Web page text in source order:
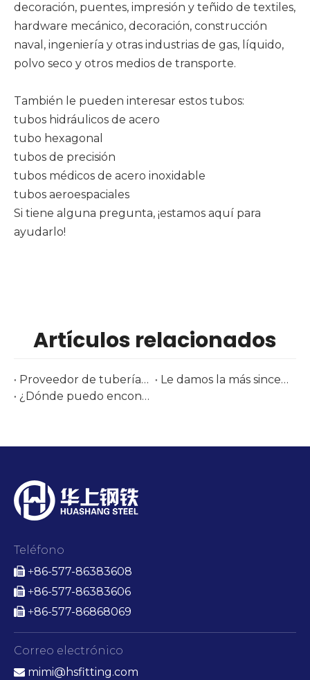
decoración, puentes, impresión y teñido de textiles,
hardware mecánico, decoración, construcción
naval, ingeniería y otras industrias de gas, líquido,
polvo seco y otros medios de transporte.
También le pueden interesar estos tubos:
tubos hidráulicos de acero
tubo hexagonal
tubos de precisión
tubos médicos de acero inoxidable
tubos aeroespaciales
Si tiene alguna pregunta, ¡estamos aquí para
ayudarlo!
Artículos relacionados
Proveedor de tuberías y accesorios de acero inoxidable en Tube Düsseldorf 2026 | Acero Huashang
Le damos la más sincera bienvenida a nuestra exposición brasileña: Tubotech & Wire Brasil 2025 Fecha: 29 al 31 de octubre de 2025
¿Dónde puedo encontrar tubos de acero inoxidable AMS de calidad aeronáutica para envío a granel inmediato?
Teléfono
 +86-577-86383608
 +86-577-86383606
 +86-577-86868069
Correo electrónico
 mimi@hsfitting.com